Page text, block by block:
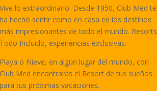
Vive lo extraordinario. Desde 1950, Club Med te
ha hecho sentir como en casa en los destinos
más impresionantes de todo el mundo. Resorts
Todo Incluido, experiencias exclusivas.
Playa o Nieve, en algún lugar del mundo, con
Club Med encontrarás el Resort de tus sueños
para tus próximas vacaciones.